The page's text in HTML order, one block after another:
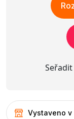
Vystaveno v